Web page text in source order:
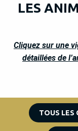
LES
Cliquez sur une
détaillées de
TOUS LES